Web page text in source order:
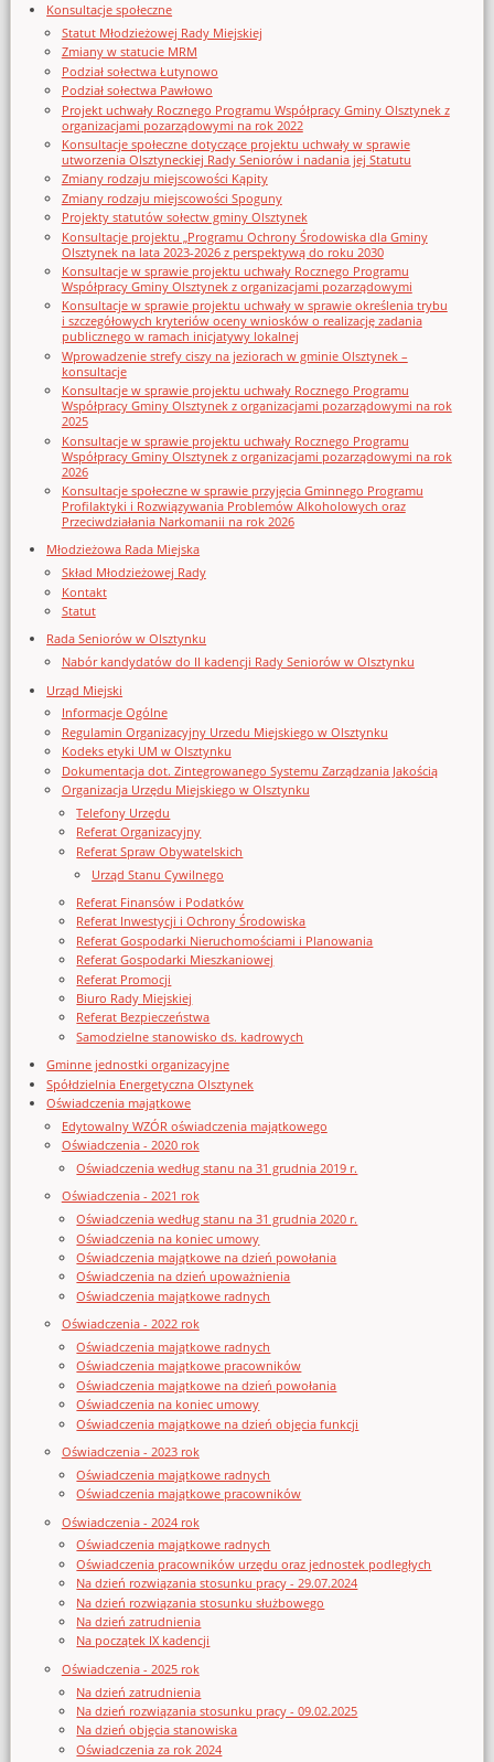
Konsultacje społeczne
Statut Młodzieżowej Rady Miejskiej
Zmiany w statucie MRM
Podział sołectwa Łutynowo
Podział sołectwa Pawłowo
Projekt uchwały Rocznego Programu Współpracy Gminy Olsztynek z
organizacjami pozarządowymi na rok 2022
Konsultacje społeczne dotyczące projektu uchwały w sprawie
utworzenia Olsztyneckiej Rady Seniorów i nadania jej Statutu
Zmiany rodzaju miejscowości Kąpity
Zmiany rodzaju miejscowości Spoguny
Projekty statutów sołectw gminy Olsztynek
Konsultacje projektu „Programu Ochrony Środowiska dla Gminy
Olsztynek na lata 2023-2026 z perspektywą do roku 2030
Konsultacje w sprawie projektu uchwały Rocznego Programu
Współpracy Gminy Olsztynek z organizacjami pozarządowymi
Konsultacje w sprawie projektu uchwały w sprawie określenia trybu
i szczegółowych kryteriów oceny wniosków o realizację zadania
publicznego w ramach inicjatywy lokalnej
Wprowadzenie strefy ciszy na jeziorach w gminie Olsztynek –
konsultacje
Konsultacje w sprawie projektu uchwały Rocznego Programu
Współpracy Gminy Olsztynek z organizacjami pozarządowymi na rok
2025
Konsultacje w sprawie projektu uchwały Rocznego Programu
Współpracy Gminy Olsztynek z organizacjami pozarządowymi na rok
2026
Konsultacje społeczne w sprawie przyjęcia Gminnego Programu
Profilaktyki i Rozwiązywania Problemów Alkoholowych oraz
Przeciwdziałania Narkomanii na rok 2026
Młodzieżowa Rada Miejska
Skład Młodzieżowej Rady
Kontakt
Statut
Rada Seniorów w Olsztynku
Nabór kandydatów do II kadencji Rady Seniorów w Olsztynku
Urząd Miejski
Informacje Ogólne
Regulamin Organizacyjny Urzedu Miejskiego w Olsztynku
Kodeks etyki UM w Olsztynku
Dokumentacja dot. Zintegrowanego Systemu Zarządzania Jakością
Organizacja Urzędu Miejskiego w Olsztynku
Telefony Urzędu
Referat Organizacyjny
Referat Spraw Obywatelskich
Urząd Stanu Cywilnego
Referat Finansów i Podatków
Referat Inwestycji i Ochrony Środowiska
Referat Gospodarki Nieruchomościami i Planowania
Referat Gospodarki Mieszkaniowej
Referat Promocji
Biuro Rady Miejskiej
Referat Bezpieczeństwa
Samodzielne stanowisko ds. kadrowych
Gminne jednostki organizacyjne
Spółdzielnia Energetyczna Olsztynek
Oświadczenia majątkowe
Edytowalny WZÓR oświadczenia majątkowego
Oświadczenia - 2020 rok
Oświadczenia według stanu na 31 grudnia 2019 r.
Oświadczenia - 2021 rok
Oświadczenia według stanu na 31 grudnia 2020 r.
Oświadczenia na koniec umowy
Oświadczenia majątkowe na dzień powołania
Oświadczenia na dzień upoważnienia
Oświadczenia majątkowe radnych
Oświadczenia - 2022 rok
Oświadczenia majątkowe radnych
Oświadczenia majątkowe pracowników
Oświadczenia majątkowe na dzień powołania
Oświadczenia na koniec umowy
Oświadczenia majątkowe na dzień objęcia funkcji
Oświadczenia - 2023 rok
Oświadczenia majątkowe radnych
Oświadczenia majątkowe pracowników
Oświadczenia - 2024 rok
Oświadczenia majątkowe radnych
Oświadczenia pracowników urzędu oraz jednostek podległych
Na dzień rozwiązania stosunku pracy - 29.07.2024
Na dzień rozwiązania stosunku służbowego
Na dzień zatrudnienia
Na początek IX kadencji
Oświadczenia - 2025 rok
Na dzień zatrudnienia
Na dzień rozwiązania stosunku pracy - 09.02.2025
Na dzień objęcia stanowiska
Oświadczenia za rok 2024